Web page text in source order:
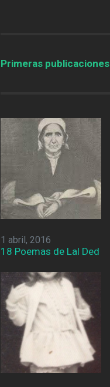
Primeras publicaciones
1 abril, 2016
18 Poemas de Lal Ded